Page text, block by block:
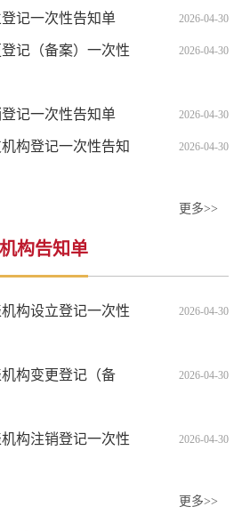
记一次性告知单 2026-04-30
记（备案）一次性 2026-04-30
记一次性告知单 2026-04-30
构登记一次性告知 2026-04-30
更多>>
构告知单
构设立登记一次性 2026-04-30
构变更登记（备 2026-04-30
构注销登记一次性 2026-04-30
更多>>